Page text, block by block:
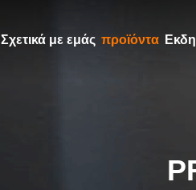
Σχετικά με εμάς προϊόντα